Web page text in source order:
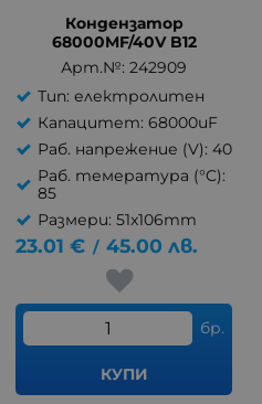
Кондензатор
68000MF/40V B12
Арт.№: 242909
Тип: електролитен
Капацитет: 68000uF
Раб. напрежение (V): 40
Раб. темература (°C):
85
Размери: 51x106mm
23.01 € / 45.00 лв.
бр.
КУПИ